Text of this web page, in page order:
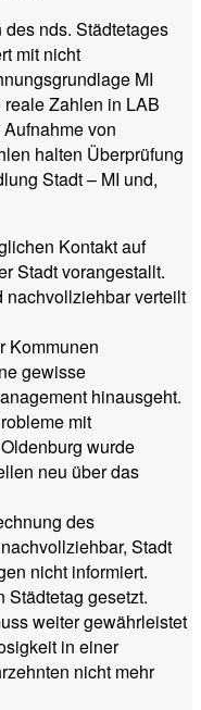
nds. Städtetages
mit nicht
MI
Zahlen in LAB
von
halten Überprüfung
Stadt – MI und,
Kontakt auf
Stadt vorangestallt.
nachvollziehbar verteilt
Kommunen
gewisse
hinausgeht.
mit
wurde
neu über das
des
Stadt
nicht informiert.
Städtetag gesetzt.
weiter gewährleistet
in einer
nicht mehr